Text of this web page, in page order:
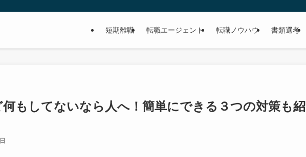
短期離職 転職エージェント 転職ノウハウ 書類選考
もしてないなら人へ！簡単にできる３つの対策も紹